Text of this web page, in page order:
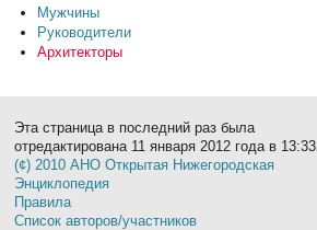
Мужчины
Руководители
Архитекторы
Эта страница в последний раз была
отредактирована 11 января 2012 года в 13:33.
(¢) 2010 АНО Открытая Нижегородская
Энциклопедия
Правила
Список авторов/участников